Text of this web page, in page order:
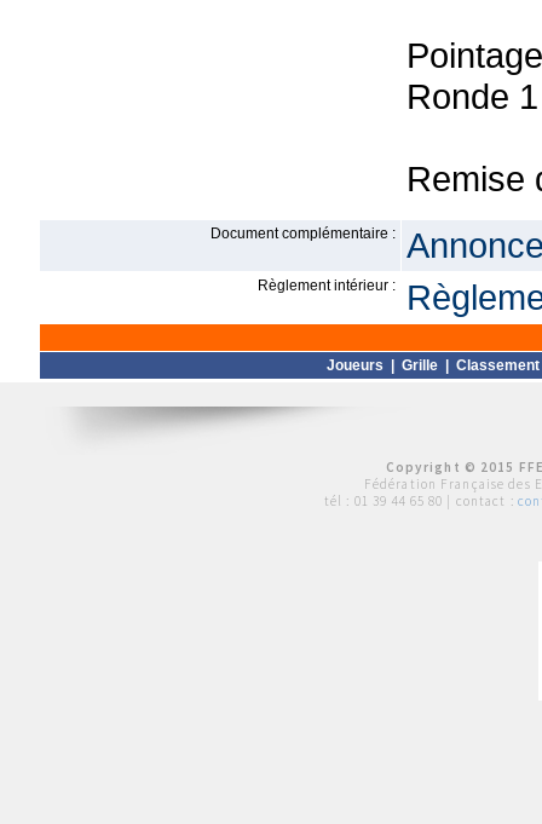
Ronde
Remise
Document complémentaire :
Règlement intérieur :
Joueurs Grille Classement
Copyright © 2015
Fédération Française des
tél : 01 39 44 65 80 | contact :